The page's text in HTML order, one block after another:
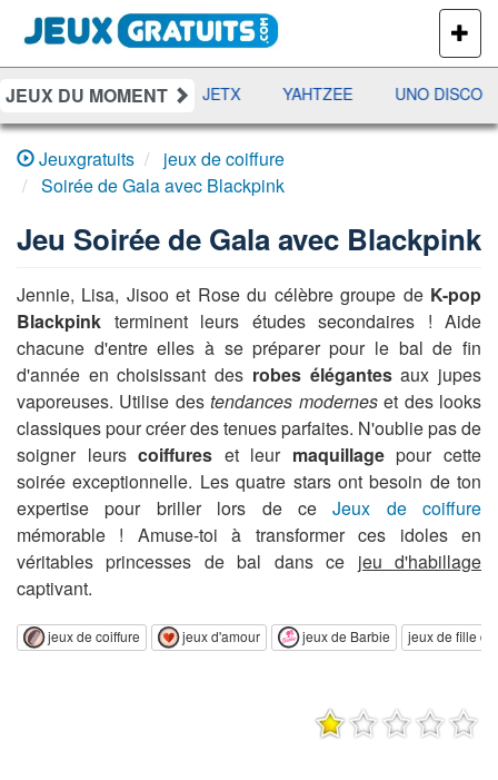
PLUS
DE
JEUX
JEUX DU MOMENT
DAMES RAMI JETX YAHTZEE UNO DISCO
Jeuxgratuits
jeux de coiffure
Soirée de Gala avec Blackpink
Jeu Soirée de Gala avec Blackpink
Jennie, Lisa, Jisoo et Rose du célèbre groupe de K-pop
Blackpink terminent leurs études secondaires ! Aide
chacune d'entre elles à se préparer pour le bal de fin
d'année en choisissant des robes élégantesaux jupes
vaporeuses. Utilise destendances moderneset des looks
classiques pour créer des tenues parfaites. N'oublie pas de
soigner leurscoiffures et leur maquillagepour cette
soirée exceptionnelle. Les quatre stars ont besoin de ton
expertise pour briller lors de ceJeux de coiffure
mémorable ! Amuse-toi à transformer ces idoles en
véritables princesses de bal dans ce jeu d'habillage
captivant.
jeux de coiffure jeux d'amour jeux de Barbie jeux de fille